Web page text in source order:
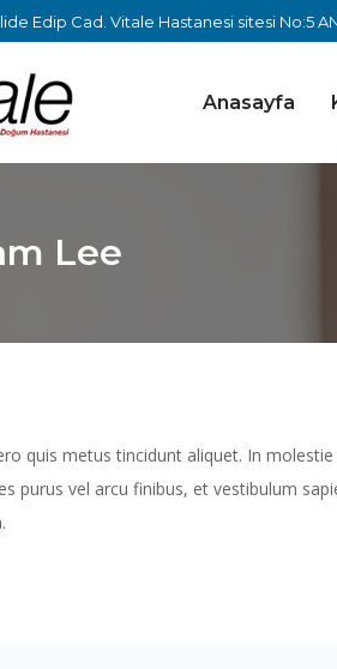
Edip Cad. Vitale Hastanesi sitesi No:5
Anasayfa
Lee
quis metus tincidunt aliquet. In
purus vel arcu finibus, et vestibulum